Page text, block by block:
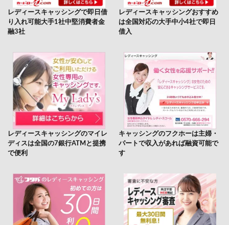
レディースキャッシングで即日借
り入れ可能大手1社中堅消費者金
融3社
レディースキャッシングおすすめ
は全国対応の大手中小4社で即日
借入
レディースキャッシングのマイレ
ディスは全国の7銀行ATMと提携
で便利
キャッシングのフクホーは主婦・
パートで収入があれば融資可能で
す